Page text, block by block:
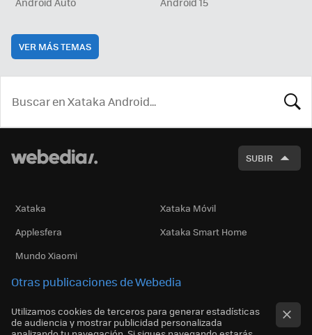
VER MÁS TEMAS
SUBIR
Xataka
Xataka Móvil
Applesfera
Xataka Smart Home
Mundo Xiaomi
Otras publicaciones de Webedia
Utilizamos cookies de terceros para generar estadísticas
de audiencia y mostrar publicidad personalizada